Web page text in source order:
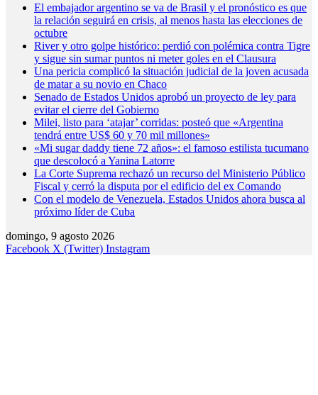
El embajador argentino se va de Brasil y el pronóstico es que
la relación seguirá en crisis, al menos hasta las elecciones de
octubre
River y otro golpe histórico: perdió con polémica contra Tigre
y sigue sin sumar puntos ni meter goles en el Clausura
Una pericia complicó la situación judicial de la joven acusada
de matar a su novio en Chaco
Senado de Estados Unidos aprobó un proyecto de ley para
evitar el cierre del Gobierno
Milei, listo para ‘atajar’ corridas: posteó que «Argentina
tendrá entre US$ 60 y 70 mil millones»
«Mi sugar daddy tiene 72 años»: el famoso estilista tucumano
que descolocó a Yanina Latorre
La Corte Suprema rechazó un recurso del Ministerio Público
Fiscal y cerró la disputa por el edificio del ex Comando
Con el modelo de Venezuela, Estados Unidos ahora busca al
próximo líder de Cuba
domingo, 9 agosto 2026
Facebook X (Twitter) Instagram